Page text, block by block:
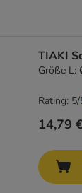
TIAKI
Größe L:
14,79
Rating: